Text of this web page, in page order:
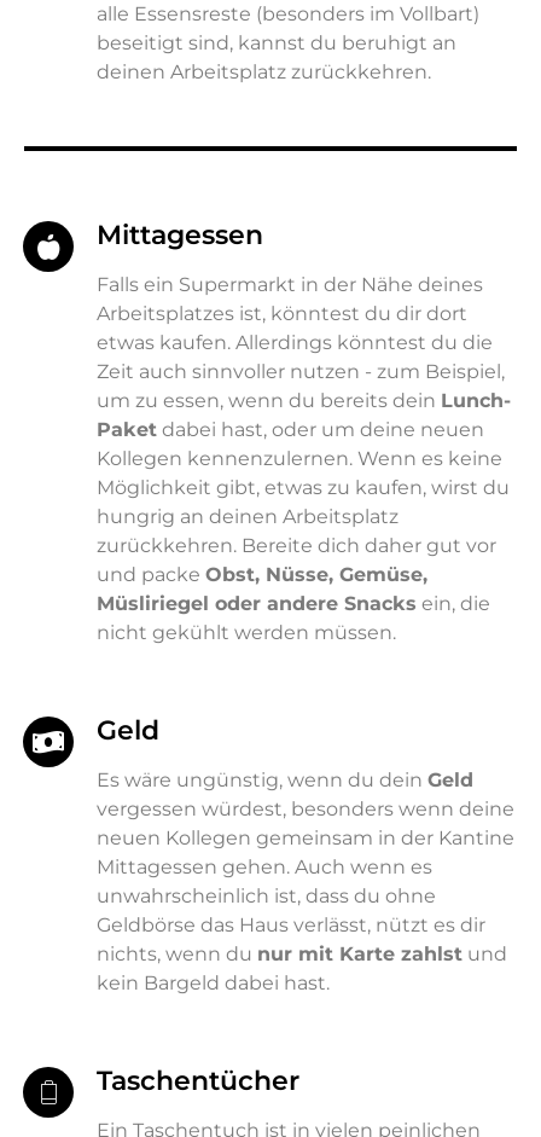
alle Essensreste (besonders im Vollbart)
beseitigt sind, kannst du beruhigt an
deinen Arbeitsplatz zurückkehren.
Mittagessen
Falls ein Supermarkt in der Nähe deines
Arbeitsplatzes ist, könntest du dir dort
etwas kaufen. Allerdings könntest du die
Zeit auch sinnvoller nutzen - zum Beispiel,
um zu essen, wenn du bereits dein Lunch-
Paket dabei hast, oder um deine neuen
Kollegen kennenzulernen. Wenn es keine
Möglichkeit gibt, etwas zu kaufen, wirst du
hungrig an deinen Arbeitsplatz
zurückkehren. Bereite dich daher gut vor
und packe Obst, Nüsse, Gemüse,
Müsliriegel oder andere Snacks ein, die
nicht gekühlt werden müssen.
Geld
Es wäre ungünstig, wenn du dein Geld
vergessen würdest, besonders wenn deine
neuen Kollegen gemeinsam in der Kantine
Mittagessen gehen. Auch wenn es
unwahrscheinlich ist, dass du ohne
Geldbörse das Haus verlässt, nützt es dir
nichts, wenn du nur mit Karte zahlst und
kein Bargeld dabei hast.
Taschentücher
Ein Taschentuch ist in vielen peinlichen